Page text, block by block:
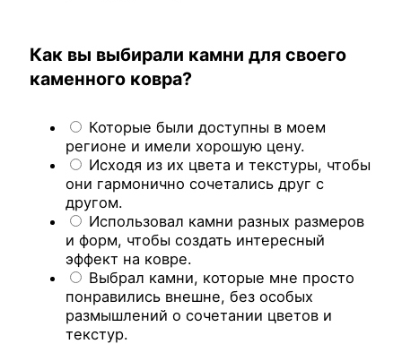
Как вы выбирали камни для своего
каменного ковра?
Которые были доступны в моем
регионе и имели хорошую цену.
Исходя из их цвета и текстуры, чтобы
они гармонично сочетались друг с
другом.
Использовал камни разных размеров
и форм, чтобы создать интересный
эффект на ковре.
Выбрал камни, которые мне просто
понравились внешне, без особых
размышлений о сочетании цветов и
текстур.